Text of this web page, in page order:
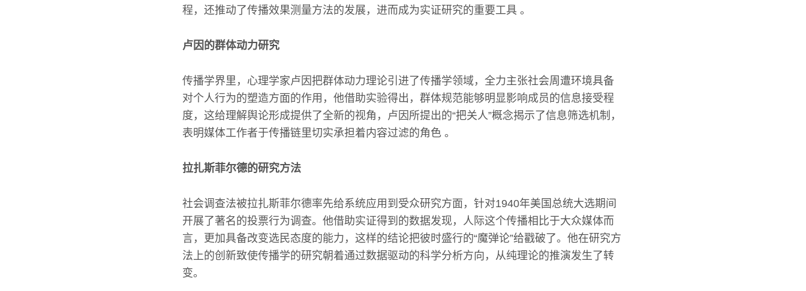
程，还推动了传播效果测量方法的发展，进而成为实证研究的重要工具 。
卢因的群体动力研究
传播学界里，心理学家卢因把群体动力理论引进了传播学领域，全力主张社会周遭环境具备
对个人行为的塑造方面的作用，他借助实验得出，群体规范能够明显影响成员的信息接受程
度，这给理解舆论形成提供了全新的视角，卢因所提出的“把关人”概念揭示了信息筛选机制，
表明媒体工作者于传播链里切实承担着内容过滤的角色 。
拉扎斯菲尔德的研究方法
社会调查法被拉扎斯菲尔德率先给系统应用到受众研究方面，针对1940年美国总统大选期间
开展了著名的投票行为调查。他借助实证得到的数据发现，人际这个传播相比于大众媒体而
言，更加具备改变选民态度的能力，这样的结论把彼时盛行的“魔弹论”给戳破了。他在研究方
法上的创新致使传播学的研究朝着通过数据驱动的科学分析方向，从纯理论的推演发生了转
变。